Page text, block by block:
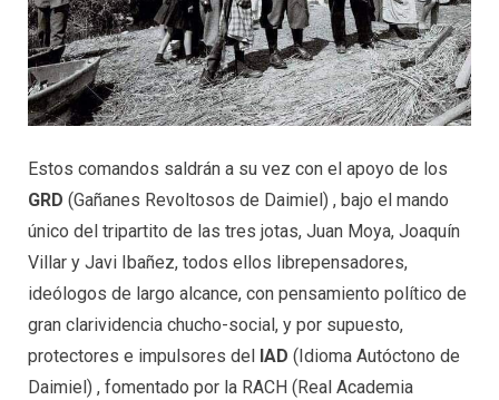
Estos comandos saldrán a su vez con el apoyo de los
GRD (Gañanes Revoltosos de Daimiel) , bajo el mando
único del tripartito de las tres jotas, Juan Moya, Joaquín
Villar y Javi Ibañez, todos ellos librepensadores,
ideólogos de largo alcance, con pensamiento político de
gran clarividencia chucho-social, y por supuesto,
protectores e impulsores del IAD (Idioma Autóctono de
Daimiel) , fomentado por la RACH (Real Academia